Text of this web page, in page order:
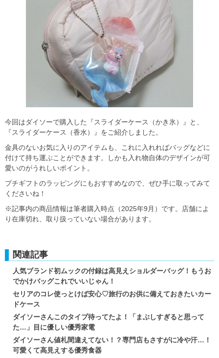
今回はダイソーで購入した『スライダーケース（かき氷）』と、
『スライダーケース（香水）』をご紹介しました。
金具のないお気に入りのアイテムも、これに入れればバッグなどに
付けて持ち運ぶことができます。しかも入れ物自体のデザインが可
愛いのがうれしいポイント。
プチギフトのラッピングにもおすすめなので、ぜひ手に取ってみて
くださいね！
※記事内の商品情報は筆者購入時点（2025年9月）です。店舗によ
り在庫切れ、取り扱っていない場合があります。
関連記事
人気ブランド初ムックの付録は高見えショルダーバッグ！もうお
でかけバッグこれでいいじゃん！
セリアのコレ使っとけば安心♡旅行のお供に備えておきたいカー
ドケース
ダイソーさんこのタイプ待ってたよ！「まぶしすぎると思って
た…」目に優しい優秀家電
ダイソーさん値札間違えてない！？専門店もさすがに冷や汗…！
可愛くて高見えする優秀食器